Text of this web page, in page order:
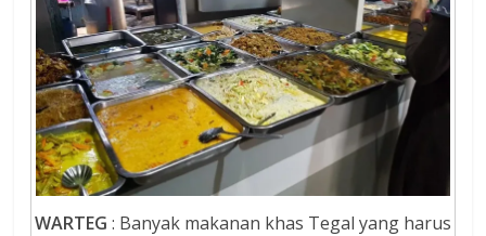
WARTEG : Banyak makanan khas Tegal yang harus